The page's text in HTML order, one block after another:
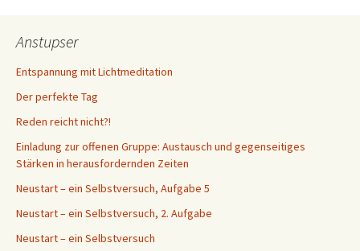
Anstupser
Entspannung mit Lichtmeditation
Der perfekte Tag
Reden reicht nicht?!
Einladung zur offenen Gruppe: Austausch und gegenseitiges
Stärken in herausfordernden Zeiten
Neustart – ein Selbstversuch, Aufgabe 5
Neustart – ein Selbstversuch, 2. Aufgabe
Neustart – ein Selbstversuch